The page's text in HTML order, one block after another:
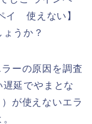
イ 使えない】
うか？
ーの原因を調査
延でやまとな
が使えないエラ